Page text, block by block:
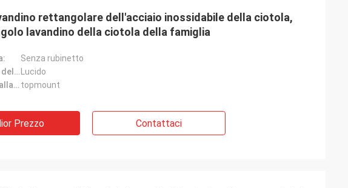
rettangolare dell'acciaio inossidabile della ciotola,
lavandino della ciotola della famiglia
Senza rubinetto
Trattamento delle superfici:
Lucido
Tipo dell'installazione: topmount
Prezzo Contattaci